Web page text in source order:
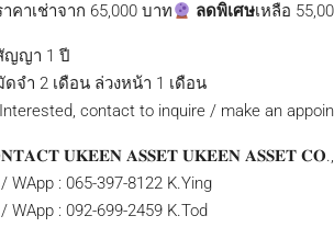
าคาเช่าจาก 65,000 บาท ลดพิเศษเหลือ
ญญา 1 ปี
ดจำ 2 เดือน ล่วงหน้า 1 เดือน
Interested, contact to inquire / make an
𝐔𝐊𝐄𝐄𝐍 𝐀𝐒𝐒𝐄𝐓 𝐔𝐊𝐄𝐄𝐍 𝐀𝐒𝐒𝐄𝐓
WApp : 065-397-8122 K.Ying
WApp : 092-699-2459 K.Tod